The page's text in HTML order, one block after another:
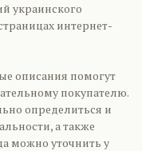
украинского
интернет-
описания помогут
покупателю.
определиться и
а также
можно уточнить у